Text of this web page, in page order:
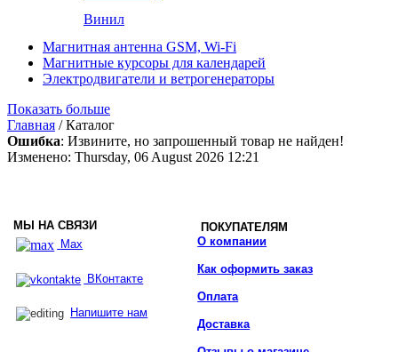
Винил
Магнитная антенна GSM, Wi-Fi
Магнитные курсоры для календарей
Электродвигатели и ветрогенераторы
Показать больше
Главная / Каталог
Ошибка: Извините, но запрошенный товар не найден!
Изменено: Thursday, 06 August 2026 12:21
МЫ НА СВЯЗИ
ПОКУПАТЕЛЯМ
Max
ВКонтакте
Напишите нам
О компании
Как оформить заказ
Оплата
Доставка